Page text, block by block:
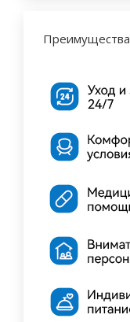
Преимущества